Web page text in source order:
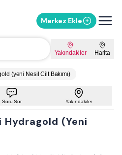
Merkez Ekle
Yakındakiler Harita
(yeni Nesil Cilt Bakımı)
Soru Sor Yakındakiler
Hydragold (Yeni